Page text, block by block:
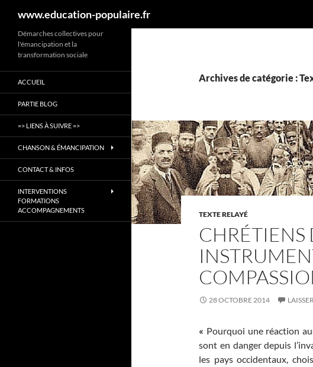
Aller
www.education-populaire.fr
Archives de catégorie :
TEXTE RELAYÉ
CHRÉTIENS
28 OCTOBRE 2014
« Pourquoi une réaction
sont en danger depuis
les pays occidentaux,
Démarches collectives pour
l'émancipation et la
transformation sociale
ACCUEIL
PARTIE BLOG
=> LIENS À SUIVRE =>
CHANSON & ÉMANCIPATION
CONTACT & INFOS
INTERVENTIONS
FORMATIONS
ACCOMPAGNEMENTS